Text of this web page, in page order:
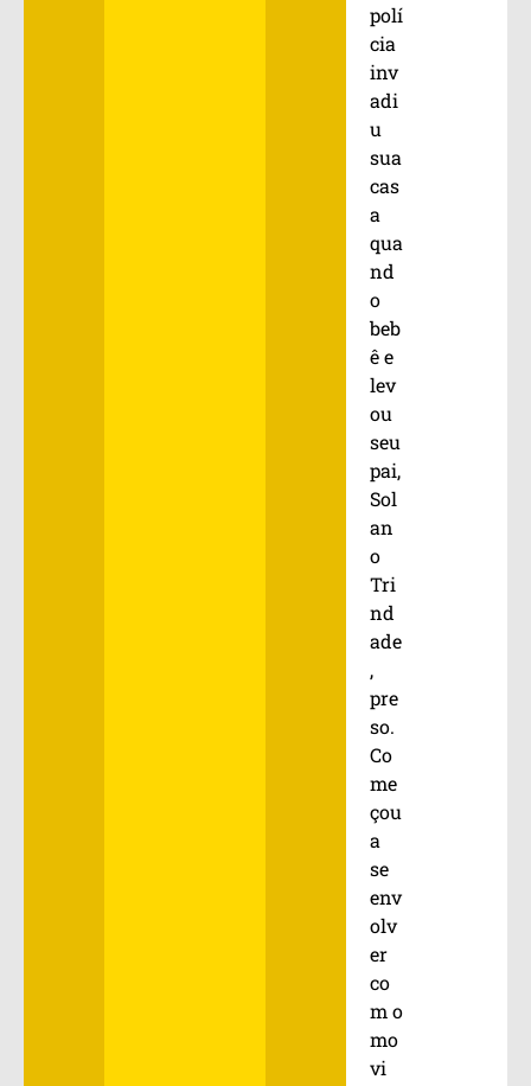
polí
cia
inv
adi
u
sua
cas
a
qua
nd
o
beb
ê e
lev
ou
seu
pai,
Sol
an
o
Tri
nd
ade
,
pre
so.
Co
me
çou
a
se
env
olv
er
co
m o
mo
vi